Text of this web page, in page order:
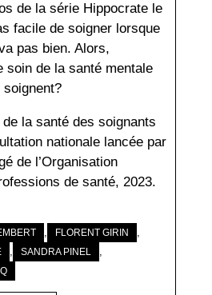
de la série Hippocrate le
facile de soigner lorsque
pas bien. Alors,
soin de la santé mentale
la santé des soignants
nationale lancée par
de l’Organisation
de santé, 2023.
FLORENT GIRIN
SANDRA PINEL